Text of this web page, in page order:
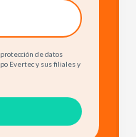
de datos
Evertec y sus filiales y